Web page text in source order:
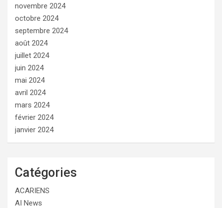
novembre 2024
octobre 2024
septembre 2024
août 2024
juillet 2024
juin 2024
mai 2024
avril 2024
mars 2024
février 2024
janvier 2024
Catégories
ACARIENS
AI News